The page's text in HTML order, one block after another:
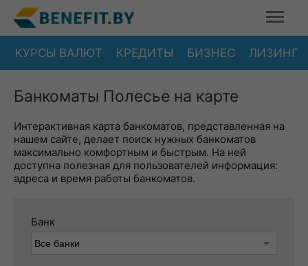
КУРСЫ ВАЛЮТ КРЕДИТЫ БИЗНЕС ЛИЗИНГ
Банкоматы Полесье на карте
Интерактивная карта банкоматов, представленная на
нашем сайте, делает поиск нужных банкоматов
максимально комфортным и быстрым. На ней
доступна полезная для пользователей информация:
адреса и время работы банкоматов.
Банк